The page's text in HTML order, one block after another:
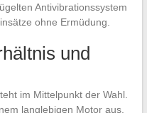
Antivibrationssystem
ohne Ermüdung.
und
im Mittelpunkt der Wahl.
langlebigen Motor aus,